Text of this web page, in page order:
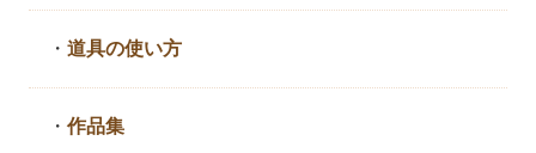
・道具の使い方
・作品集